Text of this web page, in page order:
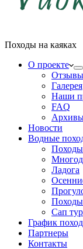
Походы на каяках
О проекте
Отзывы
Галерея
Наши
FAQ
Новости
Водные
Ладога
Сап
График
Партнеры
Контакты